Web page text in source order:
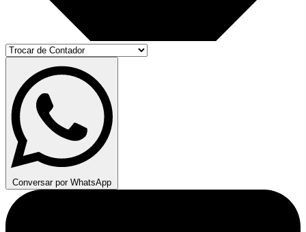
Conversar por WhatsApp